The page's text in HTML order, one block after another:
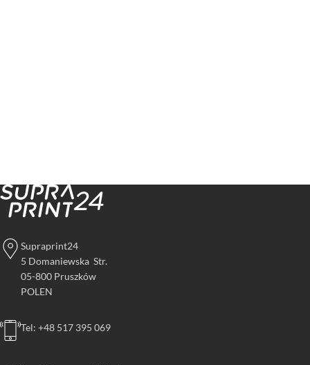
Supraprint24
5 Domaniewska Str.
05-800 Pruszków
POLEN
Tel: +48 517 395 069